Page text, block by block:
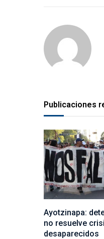
Publicaciones
Ayotzinapa:
no resuelve
desaparecidos